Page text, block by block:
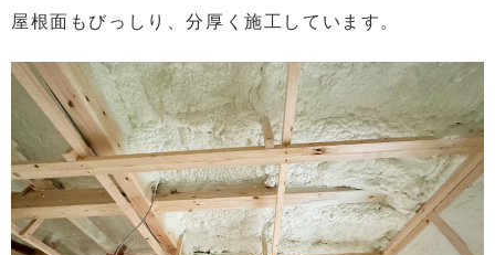
屋根面もびっしり、分厚く施工しています。